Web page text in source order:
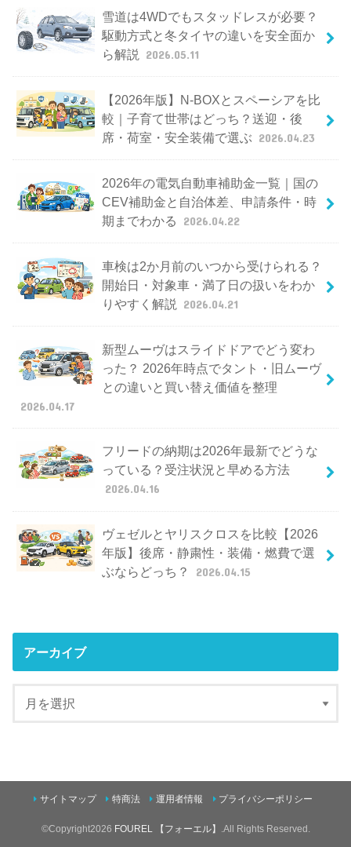
雪道は4WDでもスタッドレスが必要？
駆動方式と冬タイヤの違いを安全面か
ら解説
2026.05.11
【2026年版】N-BOXとスペーシアを比
較｜子育て世帯はどっち？送迎・後
席・荷室・安全装備で選ぶ 2026.04.23
2026年の電気自動車補助金一覧｜国の
CEV補助金と自治体差、申請条件・時
期までわかる
2026.04.22
車検は2か月前のいつから受けられる？
開始日・対象車・満了日の扱いをわか
りやすく解説
2026.04.21
新型ムーヴはスライドドアでどう変わ
った？ 2026年時点でタント・旧ムーヴ
との違いと買い替え価値を整理
2026.04.17
フリードの納期は2026年最新でどうな
っている？受注状況と早める方法
2026.04.16
ヴェゼルとヤリスクロスを比較【2026
年版】後席・静粛性・装備・燃費で選
ぶならどっち？
2026.04.15
アーカイブ
サイトマップ 特商法 運用者情報 プライバシーポリシー
©Copyright2026 FOUREL 【フォーエル】 .All Rights Reserved.